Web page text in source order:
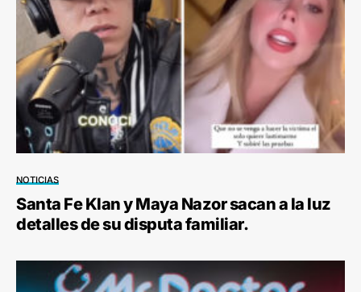
NOTICIAS
Santa Fe Klan y Maya Nazor sacan a la luz
detalles de su disputa familiar.